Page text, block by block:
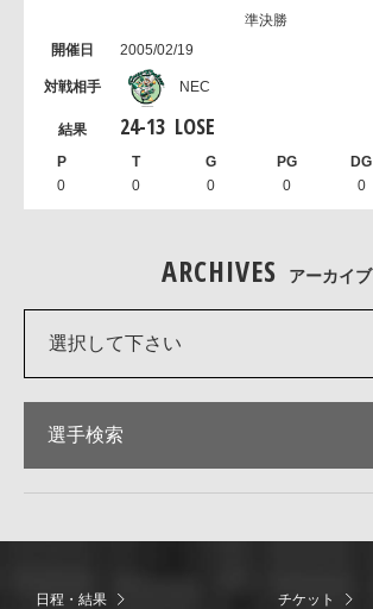
準決勝
2005/02/19
NEC
24-13 LOSE
0 0 0 0 0
ARCHIVES アーカイブ
選択して下さい
選手検索
日程・結果 チケット